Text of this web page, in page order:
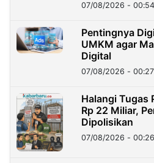
07/08/2026 - 00:54
Pentingnya
UMKM agar
Digital
07/08/2026 - 00:27
Halangi Tugas
Rp 22 Miliar,
Dipolisikan
07/08/2026 - 00:26